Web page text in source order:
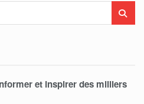
et inspirer des milliers